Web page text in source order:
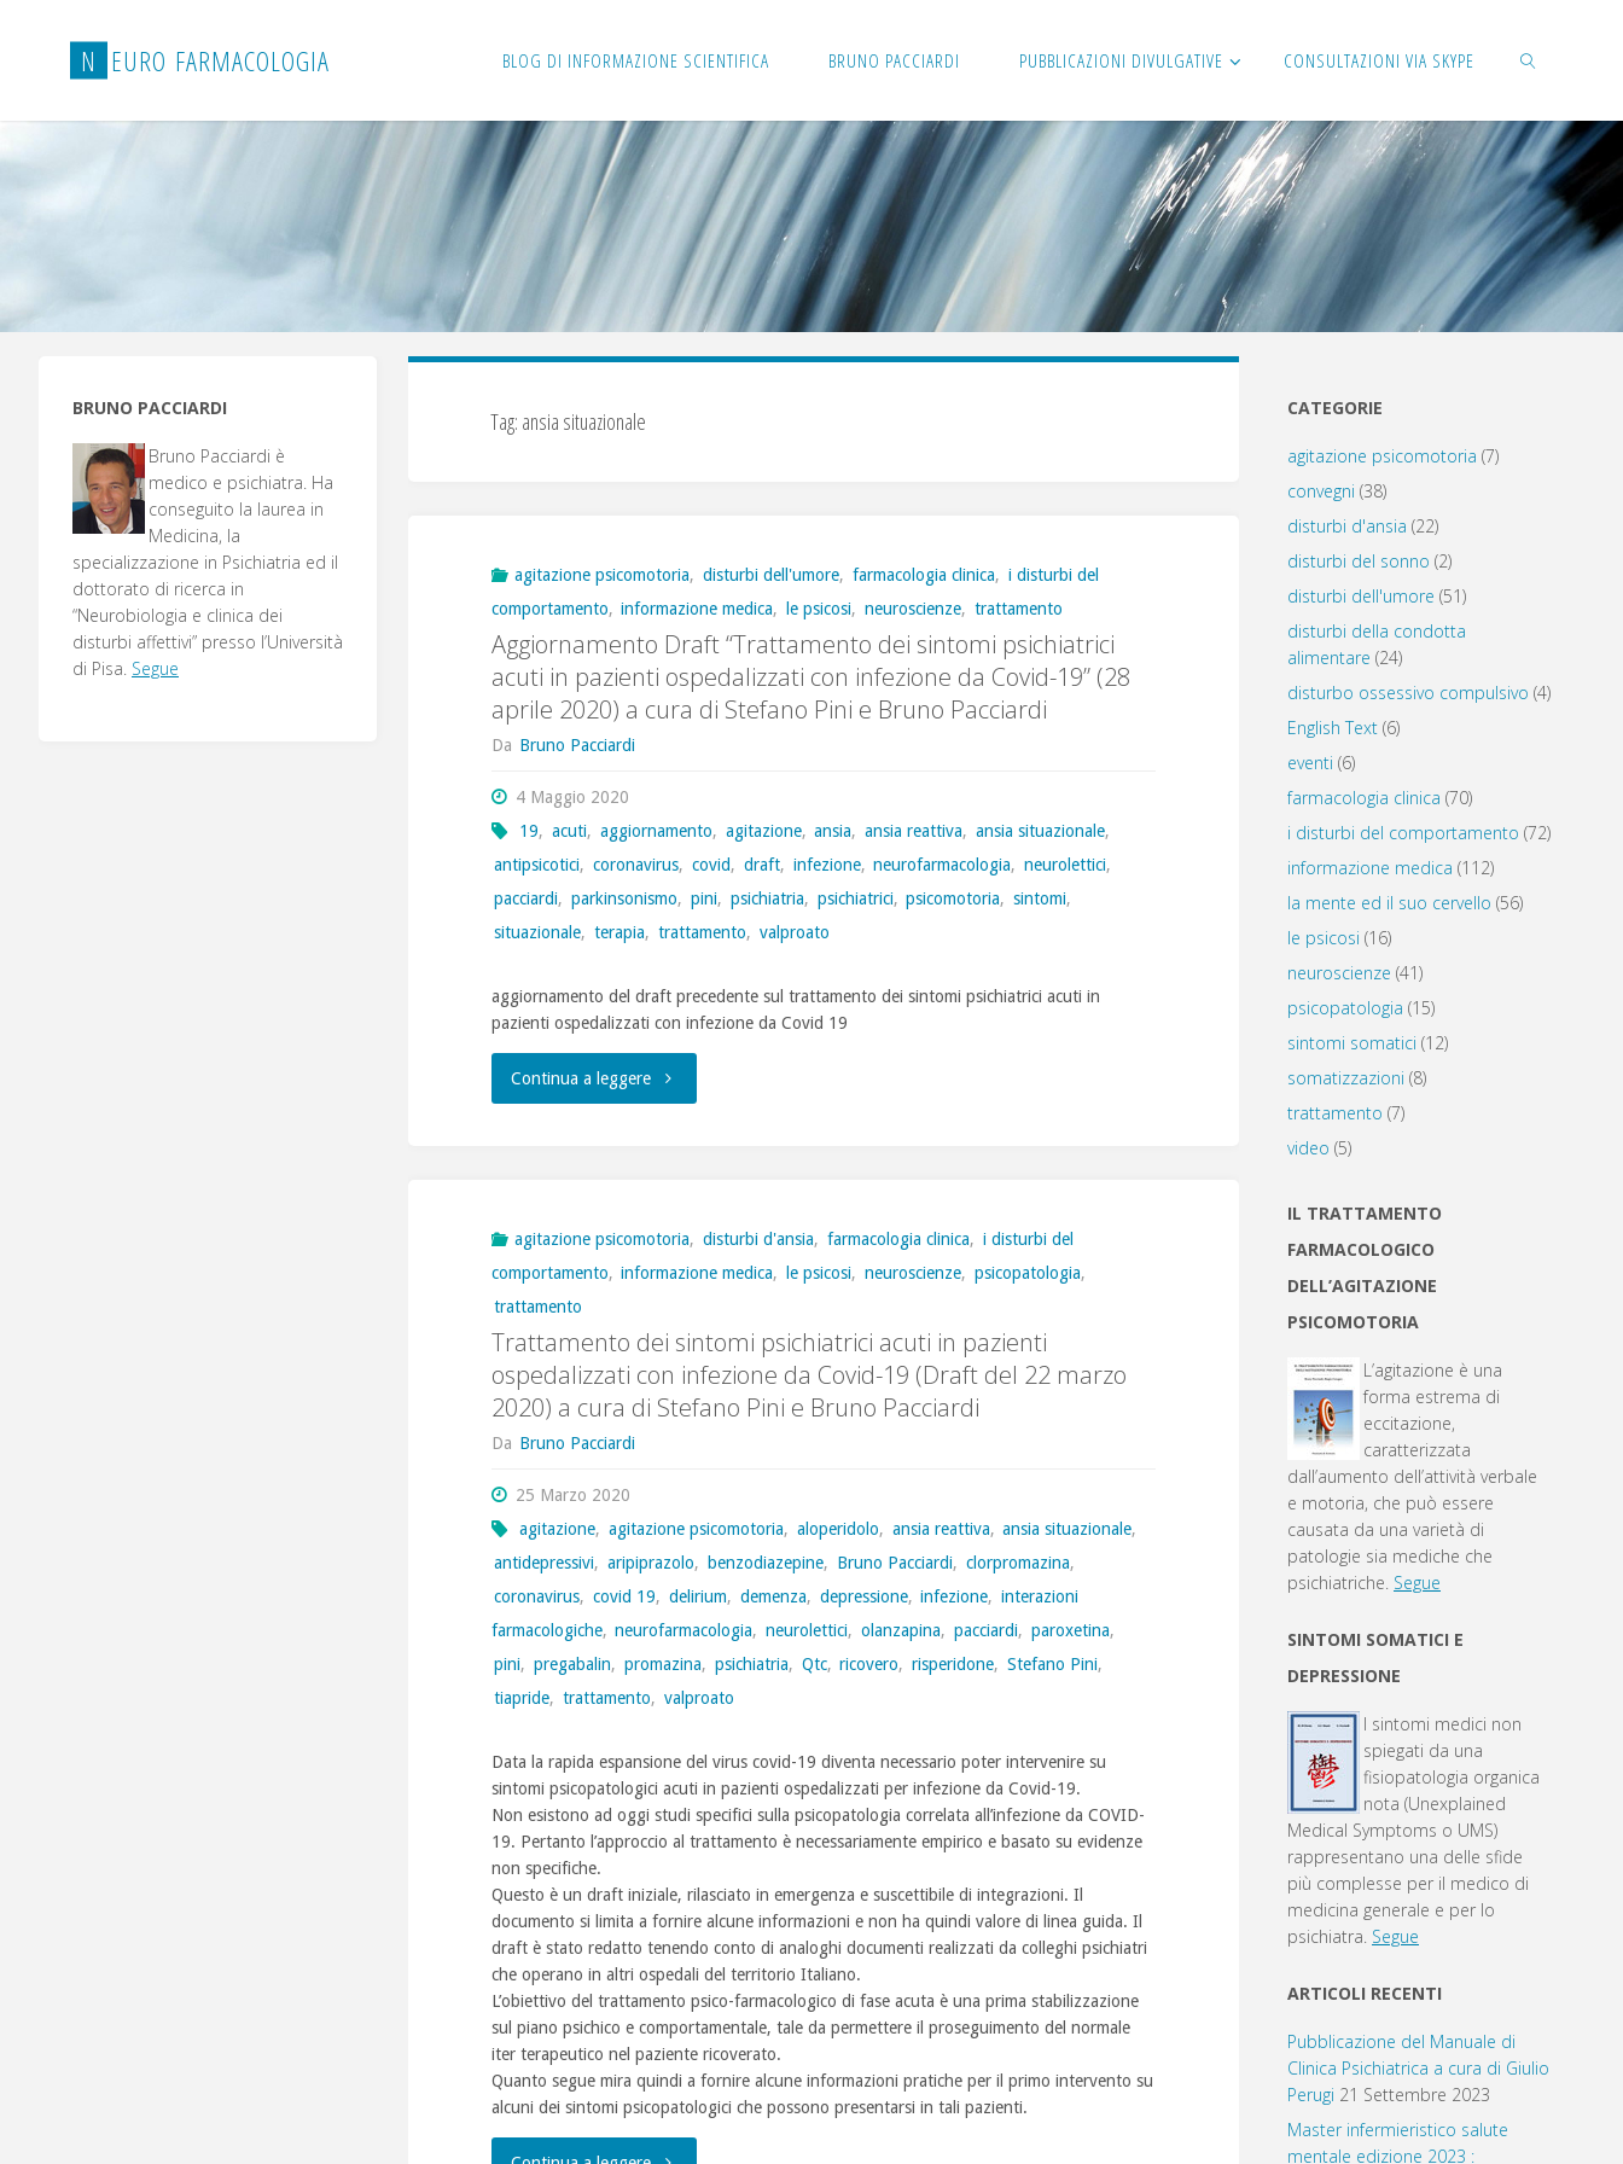
N EURO FARMACOLOGIA BLOG DI INFORMAZIONE SCIENTIFICA BRUNO PACCIARDI PUBBLICAZIONI DIVULGATIVE CONSULTAZIONI VIA SKYPE
CERCA
Tag: ansia situazionale
agitazione psicomotoria, disturbi dell'umore, farmacologia clinica, i disturbi del
comportamento, informazione medica, le psicosi, neuroscienze, trattamento
Aggiornamento Draft “Trattamento dei sintomi psichiatrici
acuti in pazienti ospedalizzati con infezione da Covid-19” (28
aprile 2020) a cura di Stefano Pini e Bruno Pacciardi
Da Bruno Pacciardi
4 Maggio 2020
19, acuti, aggiornamento, agitazione, ansia, ansia reattiva, ansia situazionale,
antipsicotici, coronavirus, covid, draft, infezione, neurofarmacologia, neurolettici,
pacciardi, parkinsonismo, pini, psichiatria, psichiatrici, psicomotoria, sintomi,
situazionale, terapia, trattamento, valproato
aggiornamento del draft precedente sul trattamento dei sintomi psichiatrici acuti in
pazienti ospedalizzati con infezione da Covid 19
Continua a leggere"Aggiornamento
dei
sintomi
psichiatrici
acuti
ospedalizzati
infezione
19”
(28
aprile
2020)
a
cura
di
Stefano
agitazione psicomotoria, disturbi d'ansia, farmacologia clinica, i disturbi del
comportamento, informazione medica, le psicosi, neuroscienze, psicopatologia,
trattamento
Trattamento dei sintomi psichiatrici acuti in pazienti
ospedalizzati con infezione da Covid-19 (Draft del 22 marzo
2020) a cura di Stefano Pini e Bruno Pacciardi
Da Bruno Pacciardi
25 Marzo 2020
agitazione, agitazione psicomotoria, aloperidolo, ansia reattiva, ansia situazionale,
antidepressivi, aripiprazolo, benzodiazepine, Bruno Pacciardi, clorpromazina,
coronavirus, covid 19, delirium, demenza, depressione, infezione, interazioni
farmacologiche, neurofarmacologia, neurolettici, olanzapina, pacciardi, paroxetina,
pini, pregabalin, promazina, psichiatria, Qtc, ricovero, risperidone, Stefano Pini,
tiapride, trattamento, valproato
Data la rapida espansione del virus covid-19 diventa necessario poter intervenire su
sintomi psicopatologici acuti in pazienti ospedalizzati per infezione da Covid-19.
Non esistono ad oggi studi specifici sulla psicopatologia correlata all’infezione da COVID-
19. Pertanto l’approccio al trattamento è necessariamente empirico e basato su evidenze
non specifiche.
Questo è un draft iniziale, rilasciato in emergenza e suscettibile di integrazioni. Il
documento si limita a fornire alcune informazioni e non ha quindi valore di linea guida. Il
draft è stato redatto tenendo conto di analoghi documenti realizzati da colleghi psichiatri
che operano in altri ospedali del territorio Italiano.
L’obiettivo del trattamento psico-farmacologico di fase acuta è una prima stabilizzazione
sul piano psichico e comportamentale, tale da permettere il proseguimento del normale
iter terapeutico nel paziente ricoverato.
Quanto segue mira quindi a fornire alcune informazioni pratiche per il primo intervento su
alcuni dei sintomi psicopatologici che possono presentarsi in tali pazienti.
BRUNO PACCIARDI
Bruno Pacciardi è
medico e psichiatra. Ha
conseguito la laurea in
Medicina, la
specializzazione in Psichiatria ed il
dottorato di ricerca in
“Neurobiologia e clinica dei
disturbi affettivi” presso l’Università
di Pisa. Segue
CATEGORIE
agitazione psicomotoria (7)
convegni (38)
disturbi d'ansia (22)
disturbi del sonno (2)
disturbi dell'umore (51)
disturbi della condotta
alimentare (24)
disturbo ossessivo compulsivo (4)
English Text (6)
eventi (6)
farmacologia clinica (70)
i disturbi del comportamento (72)
informazione medica (112)
la mente ed il suo cervello (56)
le psicosi (16)
neuroscienze (41)
psicopatologia (15)
sintomi somatici (12)
somatizzazioni (8)
trattamento (7)
video (5)
IL TRATTAMENTO
FARMACOLOGICO
DELL’AGITAZIONE
PSICOMOTORIA
L’agitazione è una
forma estrema di
eccitazione,
caratterizzata
dall’aumento dell’attività verbale
e motoria, che può essere
causata da una varietà di
patologie sia mediche che
psichiatriche. Segue
SINTOMI SOMATICI E
DEPRESSIONE
I sintomi medici non
spiegati da una
fisiopatologia organica
nota (Unexplained
Medical Symptoms o UMS)
rappresentano una delle sfide
più complesse per il medico di
medicina generale e per lo
psichiatra. Segue
ARTICOLI RECENTI
Pubblicazione del Manuale di
Clinica Psichiatrica a cura di Giulio
Perugi 21 Settembre 2023
Master infermieristico salute
mentale edizione 2023 :